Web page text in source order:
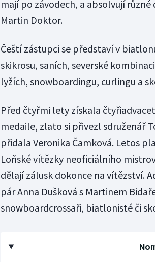
mají po závodech, a absolvují
Martin Doktor.
Čeští zástupci se představí v
skikrosu, saních, severské
lyžích, snowboardingu, curlingu a
Před čtyřmi lety získala
medaile, zlato si přivezl sdruženář
přidala Veronika Čamková. Letos
Loňské vítězky neoficiálního
dělají zálusk dokonce na vítězství.
pár Anna Dušková s Martinem
snowboardcrossaři, biatlonisté či